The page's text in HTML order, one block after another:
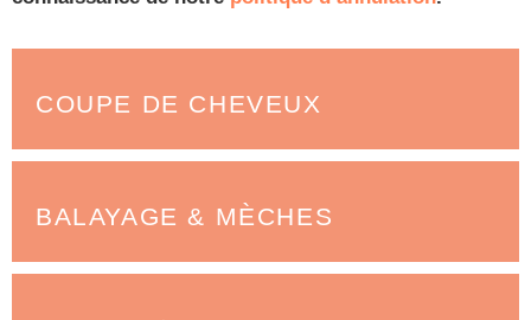
COUPE DE CHEVEUX
BALAYAGE & MÈCHES